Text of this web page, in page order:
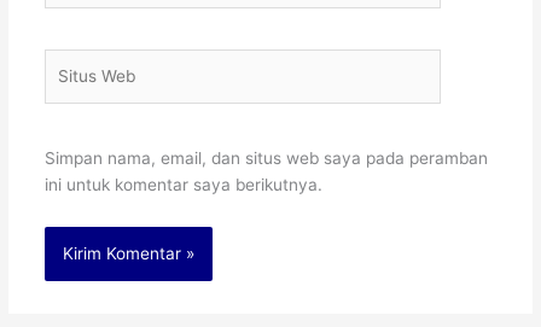
Web
Simpan nama, email, dan situs web saya pada peramban
ini untuk komentar saya berikutnya.